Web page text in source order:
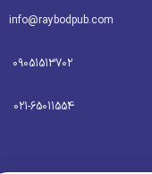
info@raybodpub.com
09051513702
021-65011554